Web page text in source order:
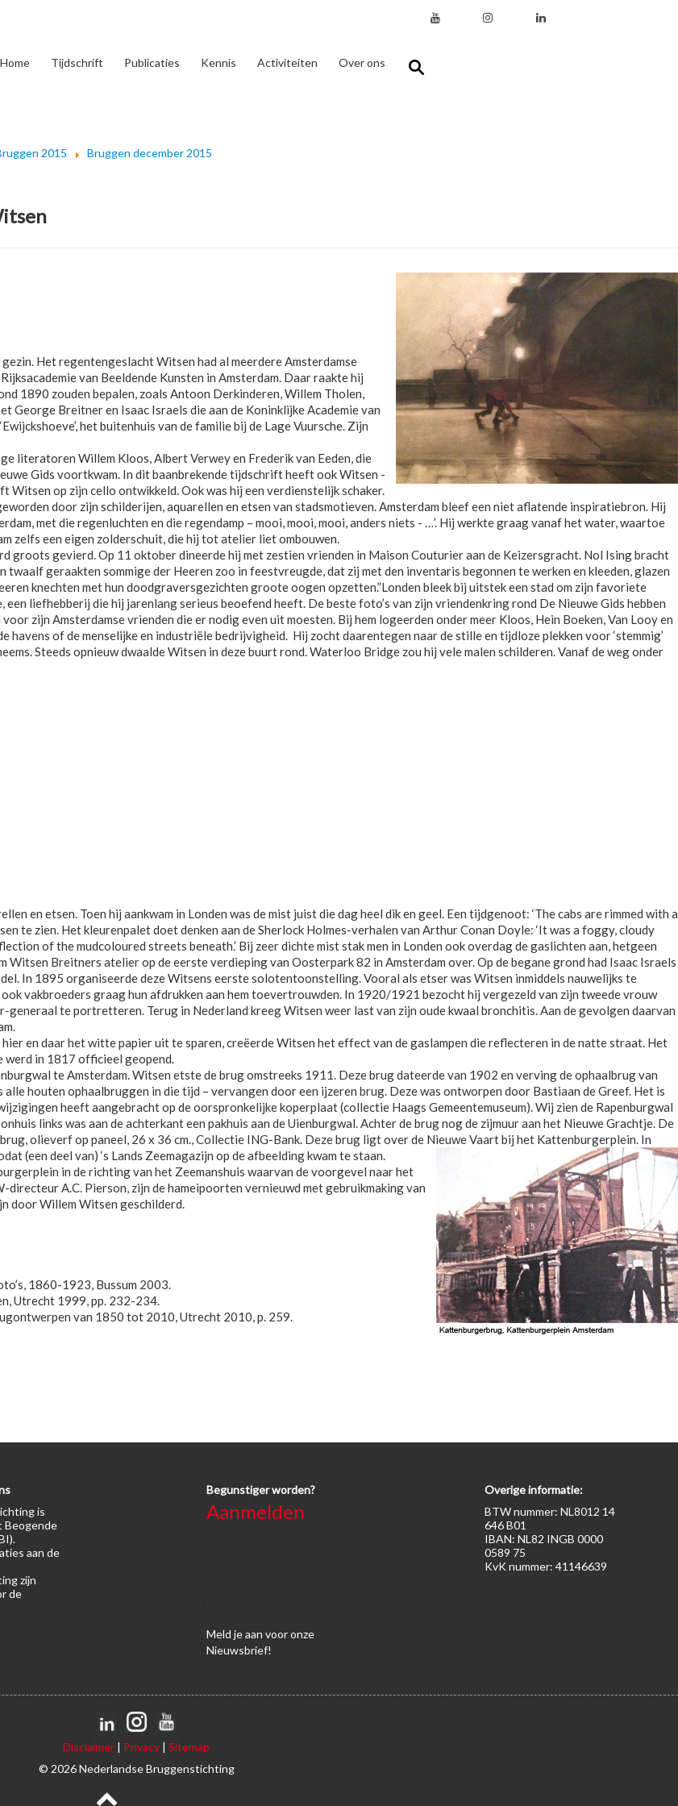
Home Tijdschrift Publicaties Kennis Activiteiten Over ons
2015 Bruggen december 2015
Het regentengeslacht Witsen had al meerdere Amsterdamse
van Beeldende Kunsten in Amsterdam. Daar raakte hij
1890 zouden bepalen, zoals Antoon Derkinderen, Willem Tholen,
George Breitner en Isaac Israels die aan de Koninklijke Academie van
het buitenhuis van de familie bij de Lage Vuursche. Zijn
literatoren Willem Kloos, Albert Verwey en Frederik van Eeden, die
Gids voortkwam. In dit baanbrekende tijdschrift heeft ook Witsen -
Witsen op zijn cello ontwikkeld. Ook was hij een verdienstelijk schaker.
door zijn schilderijen, aquarellen en etsen van stadsmotieven. Amsterdam bleef een niet aflatende inspiratiebron. Hij
met die regenluchten en die regendamp – mooi, mooi, mooi, anders niets - …’. Hij werkte graag vanaf het water, waartoe
zelfs een eigen zolderschuit, die hij tot atelier liet ombouwen.
groots gevierd. Op 11 oktober dineerde hij met zestien vrienden in Maison Couturier aan de Keizersgracht. Nol Ising bracht
geraakten sommige der Heeren zoo in feestvreugde, dat zij met den inventaris begonnen te werken en kleeden, glazen
knechten met hun doodgraversgezichten groote oogen opzetten.”Londen bleek bij uitstek een stad om zijn favoriete
liefhebberij die hij jarenlang serieus beoefend heeft. De beste foto’s van zijn vriendenkring rond De Nieuwe Gids hebben
zijn Amsterdamse vrienden die er nodig even uit moesten. Bij hem logeerden onder meer Kloos, Hein Boeken, Van Looy en
havens of de menselijke en industriële bedrijvigheid. Hij zocht daarentegen naar de stille en tijdloze plekken voor ‘stemmig’
Steeds opnieuw dwaalde Witsen in deze buurt rond. Waterloo Bridge zou hij vele malen schilderen. Vanaf de weg onder
en etsen. Toen hij aankwam in Londen was de mist juist die dag heel dik en geel. Een tijdgenoot: ‘The cabs are rimmed with a
te zien. Het kleurenpalet doet denken aan de Sherlock Holmes-verhalen van Arthur Conan Doyle: ‘It was a foggy, cloudy
of the mudcoloured streets beneath.’ Bij zeer dichte mist stak men in Londen ook overdag de gaslichten aan, hetgeen
Breitners atelier op de eerste verdieping van Oosterpark 82 in Amsterdam over. Op de begane grond had Isaac Israels
In 1895 organiseerde deze Witsens eerste solotentoonstelling. Vooral als etser was Witsen inmiddels nauwelijks te
vakbroeders graag hun afdrukken aan hem toevertrouwden. In 1920/1921 bezocht hij vergezeld van zijn tweede vrouw
te portretteren. Terug in Nederland kreeg Witsen weer last van zijn oude kwaal bronchitis. Aan de gevolgen daarvan
en daar het witte papier uit te sparen, creëerde Witsen het effect van de gaslampen die reflecteren in de natte straat. Het
werd in 1817 officieel geopend.
te Amsterdam. Witsen etste de brug omstreeks 1911. Deze brug dateerde van 1902 en verving de ophaalbrug van
houten ophaalbruggen in die tijd – vervangen door een ijzeren brug. Deze was ontworpen door Bastiaan de Greef. Het is
heeft aangebracht op de oorspronkelijke koperplaat (collectie Haags Gemeentemuseum). Wij zien de Rapenburgwal
links was aan de achterkant een pakhuis aan de Uienburgwal. Achter de brug nog de zijmuur aan het Nieuwe Grachtje. De
olieverf op paneel, 26 x 36 cm., Collectie ING-Bank. Deze brug ligt over de Nieuwe Vaart bij het Kattenburgerplein. In
(een deel van) ‘s Lands Zeemagazijn op de afbeelding kwam te staan.
in de richting van het Zeemanshuis waarvan de voorgevel naar het
A.C. Pierson, zijn de hameipoorten vernieuwd met gebruikmaking van
door Willem Witsen geschilderd.
1860-1923, Bussum 2003.
Utrecht 1999, pp. 232-234.
van 1850 tot 2010, Utrecht 2010, p. 259.
is
Beogende
aan de
zijn
de
Begunstiger worden?
Aanmelden
Meldje aan voor onze
Nieuwsbrief!
Overige informatie:
BTW nummer: NL8012 14
646 B01
IBAN: NL82 INGB 0000
0589 75
KvK nummer: 41146639
Disclaimer | Privacy | Sitemap
© 2026 Nederlandse Bruggenstichting